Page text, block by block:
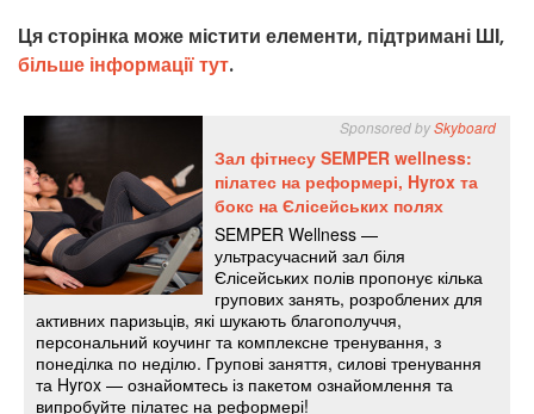
Ця сторінка може містити елементи, підтримані ШІ,
більше інформації тут.